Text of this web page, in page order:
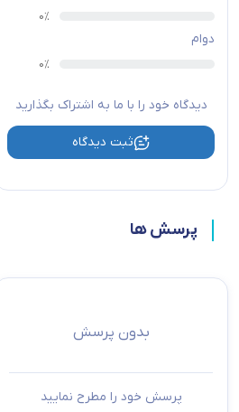
MAC-address table
ویژگی‌ها
پشتیبانی از D-LINK
Green
دوام
دیدگاه خود را با ما به اشتراک بگذارید
ثبت دیدگاه
پرسش ها
بدون پرسش
پرسش خود را مطرح نمایید